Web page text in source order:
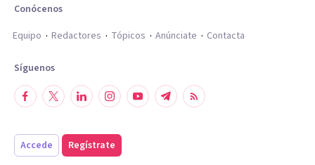
Conócenos
Equipo
Redactores Tópicos Anúnciate Contacta
Síguenos
Accede Regístrate